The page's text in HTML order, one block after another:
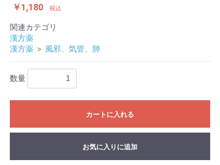
￥1,180 税込
関連カテゴリ
漢方薬
漢方薬 ＞ 風邪、気管、肺
数量
カートに入れる
お気に入りに追加